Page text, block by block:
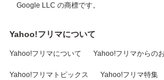
Google LLC の商標です。
Yahoo!フリマについて
Yahoo!フリマについて Yahoo!フリマからの
Yahoo!フリマトピックス Yahoo!フリマ特集